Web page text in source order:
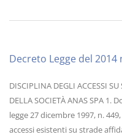
Decreto Legge del
DISCIPLINA DEGLI ACCESSI
DELLA SOCIETÀ ANAS SPA
legge 27 dicembre 1997, n.
accessi esistenti su strade